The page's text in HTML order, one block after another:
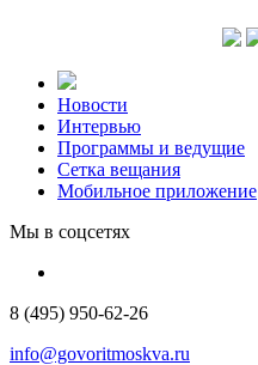
Новости
Интервью
Программы и ведущие
Сетка вещания
Мобильное приложение
Мы в соцсетях
8 (495) 950-62-26
info@govoritmoskva.ru